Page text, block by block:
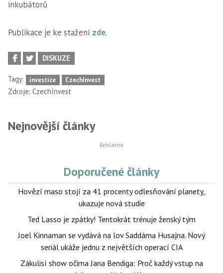
inkubátorů
Publikace je ke stažení zde.
DISKUZE
Tagy: investice CzechInvest
Zdroje: CzechInvest
Nejnovější články
Doporučené články
Hovězí maso stojí za 41 procenty odlesňování planety,
ukazuje nová studie
Ted Lasso je zpátky! Tentokrát trénuje ženský tým
Joel Kinnaman se vydává na lov Saddáma Husajna. Nový
seriál ukáže jednu z největších operací CIA
Zákulisí show očima Jana Bendiga: Proč každý vstup na